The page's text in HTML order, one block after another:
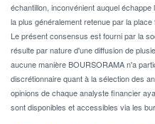
échantillon, inconvénient auquel
la plus généralement retenue par la place
Le présent consensus est fourni par la
résulte par nature d'une diffusion de
aucune manière BOURSORAMA n'a
discrétionnaire quant à la sélection des
opinions de chaque analyste financier
sont disponibles et accessibles via les